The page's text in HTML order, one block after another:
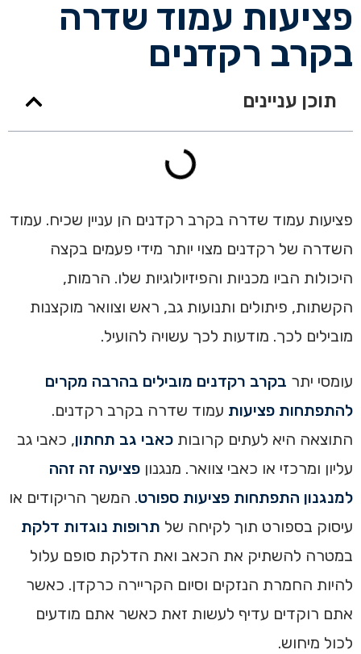
פציעות עמוד שדרה
בקרב רקדנים
תוכן עניינים
פציעות עמוד שדרה בקרב רקדנים הן עניין שכיח. עמוד
השדרה של רקדנים מצוי יותר מידי פעמים בקצה
היכולות הביו מכניות והפיזיולוגיות שלו. הרמות,
הקשתות, פיתולים ותנועות גב, ראש וצוואר מוקצנות
מובילים לכך. מודעות לכך עשויה להועיל.
עומסי יתר בקרב רקדנים מובילים בהרבה מקרים
להתפתחות פציעות עמוד שדרה בקרב רקדנים.
התוצאה היא לעתים קרובות כאבי גב תחתון, כאבי גב
עליון ומרכזי או כאבי צוואר. מנגנון פציעה זה זהה
למנגנון התפתחות פציעות ספורט. המשך הריקודים או
עיסוק בספורט תוך לקיחה של תרופות נוגדות דלקת
במטרה להשתיק את הכאב ואת הדלקת סופם עלול
להיות החמרת הנזקים וסיום הקריירה כרקדן. כאשר
אתם רוקדים עדיף לעשות זאת כאשר אתם מודעים
לכול מיחוש.